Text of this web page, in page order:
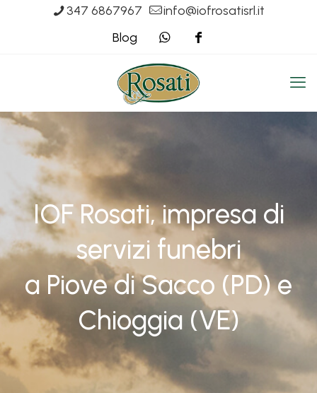
347 6867967
info@iofrosatisrl.it
Blog
IOF Rosati, impresa di
servizi funebri
a Piove di Sacco (PD) e
Chioggia (VE)